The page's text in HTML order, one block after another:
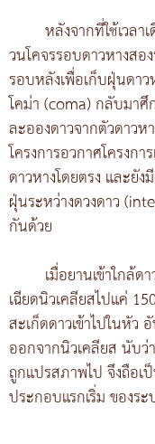
หลังจากที่ใช้เวล
วนโคจรรอบดาวหางส
รอบหลังเพื่อเก็บฝุ่นดา
โคม่า (coma) กลับมาศึ
ละอองดาวจากตัวดาว
โครงการอวกาศโครงก
ดาวหางโดยตรง และยั
ฝุ่นระหว่างดวงดาว
กันด้วย
เมื่อยานเข้าใกล้
เฉียดนิวเคลียสไปแค่
สะเก็ดดาวเข้าไปในหั
ออกจากนิวเคลียส นับว่
ถูกแปรสภาพไป จึงถือเ
ประกอบแรกเริ่ม ของร